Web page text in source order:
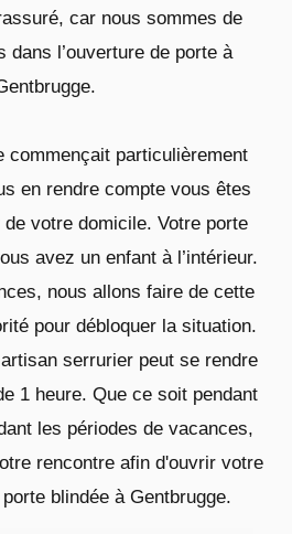
car nous sommes de
dans l’ouverture de porte à
commençait particulièrement
en rendre compte vous êtes
de votre domicile. Votre porte
avez un enfant à l’intérieur.
nous allons faire de cette
pour débloquer la situation.
serrurier peut se rendre
1 heure. Que ce soit pendant
les périodes de vacances,
rencontre afin d'ouvrir votre
blindée à Gentbrugge.